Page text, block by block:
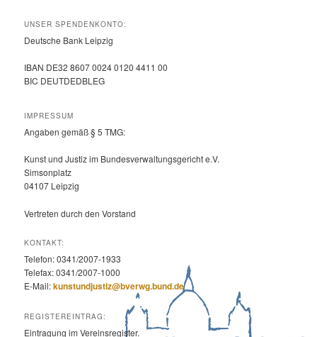
UNSER SPENDENKONTO:
Deutsche Bank Leipzig
IBAN DE32 8607 0024 0120 4411 00
BIC DEUTDEDBLEG
IMPRESSUM
Angaben gemäß § 5 TMG:
Kunst und Justiz im Bundesverwaltungsgericht e.V.
Simsonplatz
04107 Leipzig
Vertreten durch den Vorstand
KONTAKT:
Telefon: 0341/2007-1933
Telefax: 0341/2007-1000
E-Mail:kunstundjustiz@bverwg.bund.de
REGISTEREINTRAG:
Eintragung im Vereinsregister.